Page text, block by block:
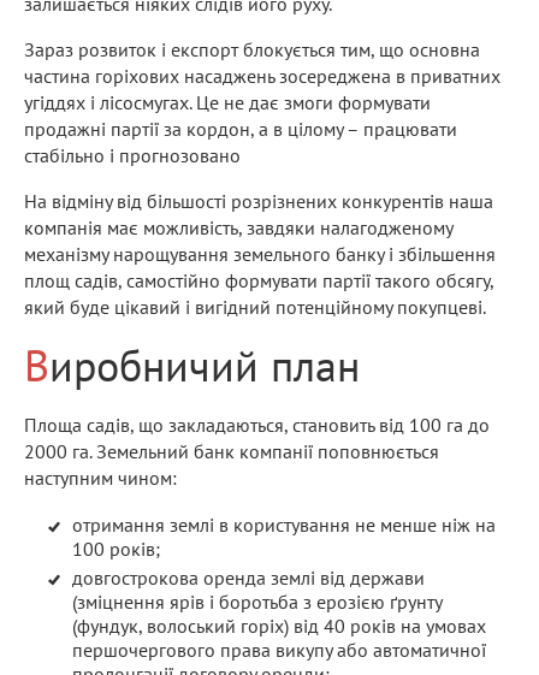
Зараз розвиток і експорт блокується тим, що основна
частина горіхових насаджень зосереджена в приватних
угіддях і лісосмугах. Це не дає змоги формувати
продажні партії за кордон, а в цілому – працювати
стабільно і прогнозовано
На відміну від більшості розрізнених конкурентів наша
компанія має можливість, завдяки налагодженому
механізму нарощування земельного банку і збільшення
площ садів, самостійно формувати партії такого обсягу,
який буде цікавий і вигідний потенційному покупцеві.
Виробничий план
Площа садів, що закладаються, становить від 100 га до
2000 га. Земельний банк компанії поповнюється
наступним чином:
отримання землі в користування не менше ніж на
100 років;
довгострокова оренда землі від держави
(зміцнення ярів і боротьба з ерозією ґрунту
(фундук, волоський горіх) від 40 років на умовах
першочергового права викупу або автоматичної